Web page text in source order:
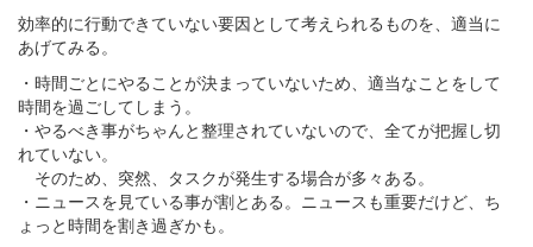
効率的に行動できていない要因として考えられるものを、適当に
あげてみる。
・時間ごとにやることが決まっていないため、適当なことをして
時間を過ごしてしまう。
・やるべき事がちゃんと整理されていないので、全てが把握し切
れていない。
そのため、突然、タスクが発生する場合が多々ある。
・ニュースを見ている事が割とある。ニュースも重要だけど、ち
ょっと時間を割き過ぎかも。